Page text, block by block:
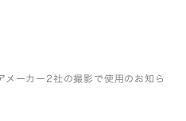
メーカー2社の撮影で使用のお知ら